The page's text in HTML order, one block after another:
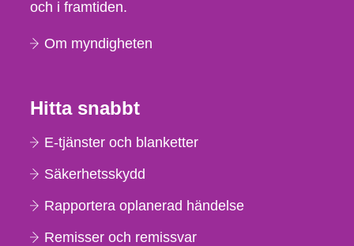
och i framtiden.
Om myndigheten
Hitta snabbt
E-tjänster och blanketter
Säkerhetsskydd
Rapportera oplanerad händelse
Remisser och remissvar